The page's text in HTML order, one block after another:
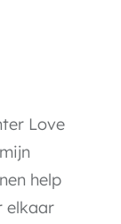
Love
help
elkaar